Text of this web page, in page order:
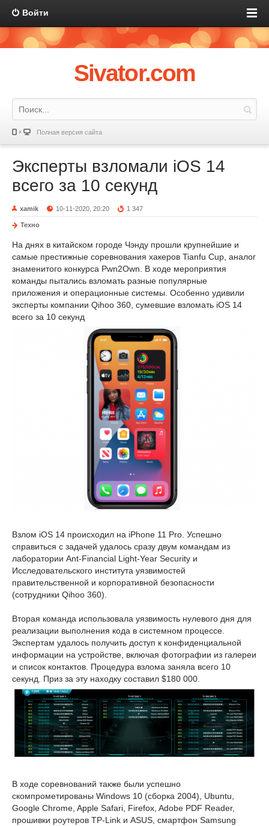
Войти
Sivator.com
Полная версия сайта
Эксперты взломали iOS 14
всего за 10 секунд
xamik 10-11-2020, 20:20 1 347
Техно
На днях в китайском городе Чэнду прошли крупнейшие и
самые престижные соревнования хакеров Tianfu Cup, аналог
знаменитого конкурса Pwn2Own. В ходе мероприятия
команды пытались взломать разные популярные
приложения и операционные системы. Особенно удивили
эксперты компании Qihoo 360, сумевшие взломать iOS 14
всего за 10 секунд
Взлом iOS 14 происходил на iPhone 11 Pro. Успешно
справиться с задачей удалось сразу двум командам из
лаборатории Ant-Financial Light-Year Security и
Исследовательского института уязвимостей
правительственной и корпоративной безопасности
(сотрудники Qihoo 360).
Вторая команда использовала уязвимость нулевого дня для
реализации выполнения кода в системном процессе.
Экспертам удалось получить доступ к конфиденциальной
информации на устройстве, включая фотографии из галереи
и список контактов. Процедура взлома заняла всего 10
секунд. Приз за эту находку составил $180 000.
В ходе соревнований также были успешно
скомпрометированы Windows 10 (сборка 2004), Ubuntu,
Google Chrome, Apple Safari, Firefox, Adobe PDF Reader,
прошивки роутеров TP-Link и ASUS, смартфон Samsung